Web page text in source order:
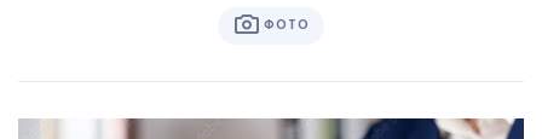
ФОТО